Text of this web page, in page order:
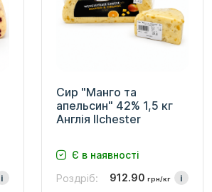
i
Сир "Манго та
апельсин" 42% 1,5 кг
Англія Ilchester
Є в наявності
Роздріб:
912.90 грн/кг i